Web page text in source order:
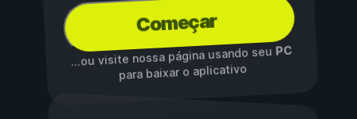
Começar
...ou visite nossa página usando seuPC
para baixar o aplicativo